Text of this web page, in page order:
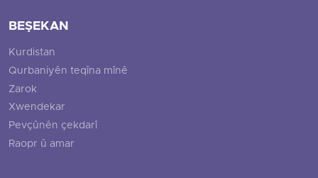
BEŞEKAN
Kurdistan
Qurbaniyên teqîna mînê
Zarok
Xwendekar
Pevçûnên çekdarî
Raopr û amar